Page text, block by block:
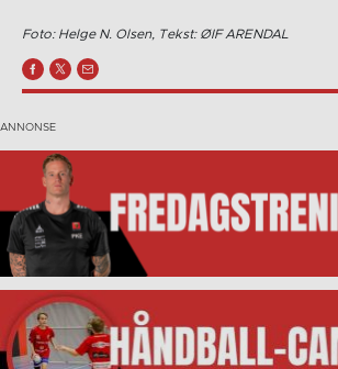
Foto: Helge N. Olsen, Tekst: ØIF ARENDAL